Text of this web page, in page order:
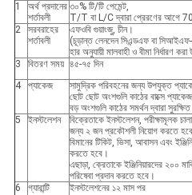
1
অর্থ প্রদানের
শর্তাবলী
৩০% টি/টি পেমেন্ট,
T/T বা L/C দ্বারা প্রেরণের আগে
2
সরবরাহের
শর্তাবলী
এফওবি গুয়াংজু, চীন।
(চূড়ান্ত লেনদেন সিএন্ডএফ বা
হার অনুযায়ী মালবাহী ও বীমা নির্ধারণ
3
বিতরণ সময় ৪৫-৭৫ দিন
4
প্যাকেজ
সামুদ্রিক পরিবহনের জন্য উপযুক্ত
ছোট ছোট অংশগুলি কাঠের বাক্সে
বড় অংশগুলি কাঠের সমর্থন দ্বারা
5
ইনস্টলেশন
বিক্রেতাকে ইনস্টলেশন, পরীক্ষামূলক
জন্য ২ জন প্রকৌশলী নিয়োগ করতে
বিমানের টিকিট, ভিসা, আবাসন এবং
করতে হবে।
এছাড়া, ক্রেতাকে ইঞ্জিনিয়ারদের ২০০
পরিষেবা প্রদান করতে হবে।
6
গ্যারান্টি
ইনস্টলেশনের ১২ মাস পর